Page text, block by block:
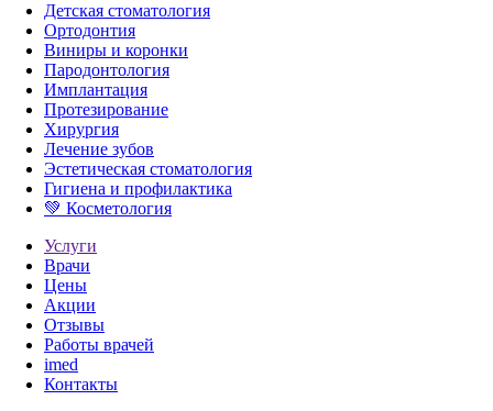
Детская стоматология
Ортодонтия
Виниры и коронки
Пародонтология
Имплантация
Протезирование
Хирургия
Лечение зубов
Эстетическая стоматология
Гигиена и профилактика
💚 Косметология
Услуги
Врачи
Цены
Акции
Отзывы
Работы врачей
imed
Контакты